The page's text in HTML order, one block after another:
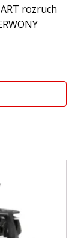
rozruch